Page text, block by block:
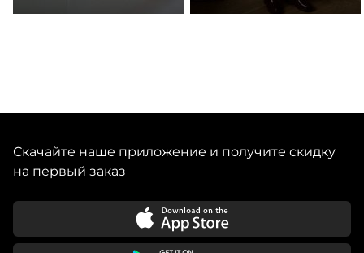
Скачайте наше приложение и получите скидку
на первый заказ